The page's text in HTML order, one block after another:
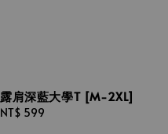
露肩深藍大學T [M-2XL]
Regular
NT$ 599